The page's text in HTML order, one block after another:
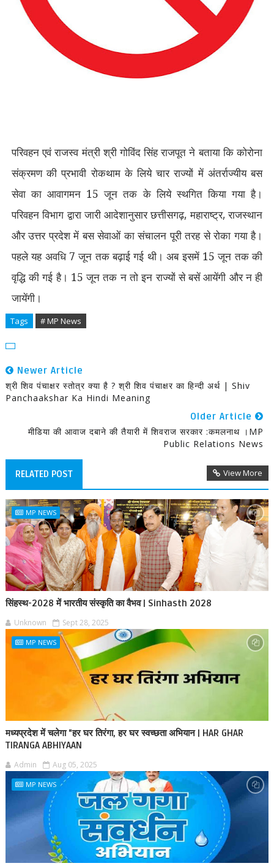
परिवहन एवं राजस्व मंत्री श्री गोविंद सिंह राजपूत ने बताया कि कोरोना
संक्रमण की प्रभावी रोकथाम के लिये चार राज्यों में अंतर्राज्यीय बस
सेवा का आवागमन 15 जून तक के लिये स्थगित किया गया है।
परिवहन विभाग द्वारा जारी आदेशानुसार छत्तीसगढ़,महाराष्ट्र,राजस्थान
और उत्तर प्रदेश में बस सेवाओं का संचालन पूरी तरह से रोका गया है।
पहले यह अवधि 7 जून तक बढ़ाई गई थी। अब इसमें 15 जून तक की
वृद्धि की गई है। 15 जून तक न तो इन राज्यों से बसें आयेंगी और न ही
जायेंगी।
Tags # MP News
Newer Article
श्री शिव पंचाक्षर स्तोत्र क्या है ? श्री शिव पंचाक्षर का हिन्दी अर्थ | Shiv
Panchaakshar Ka Hindi Meaning
Older Article
मीडिया की आवाज दबाने की तैयारी में शिवराज सरकार :कमलनाथ ।MP
Public Relations News
RELATED POST View More
MP NEWS
सिंहस्थ-2028 में भारतीय संस्कृति का वैभव | Sinhasth 2028
Unknown Sept 28, 2025
MP NEWS
मध्यप्रदेश में चलेगा "हर घर तिरंगा, हर घर स्वच्छता अभियान | HAR GHAR
TIRANGA ABHIYAAN
Admin Aug 05, 2025
MP NEWS